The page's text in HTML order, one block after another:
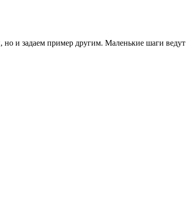
и задаем пример другим. Маленькие шаги ведут